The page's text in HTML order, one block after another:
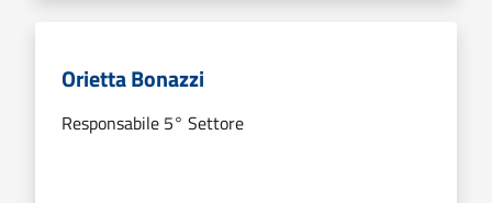
Orietta Bonazzi
Responsabile 5° Settore